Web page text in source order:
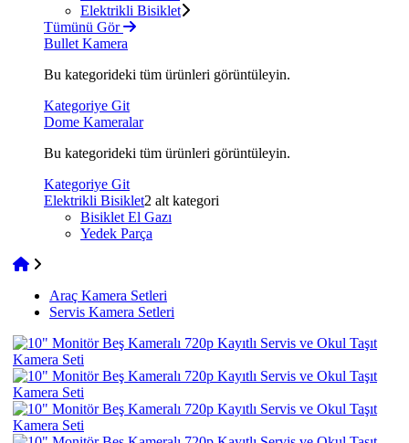
Elektrikli Bisiklet
Tümünü Gör
Bullet Kamera
Bu kategorideki tüm ürünleri görüntüleyin.
Kategoriye Git
Dome Kameralar
Bu kategorideki tüm ürünleri görüntüleyin.
Kategoriye Git
Elektrikli Bisiklet2 alt kategori
Bisiklet El Gazı
Yedek Parça
Araç Kamera Setleri
Servis Kamera Setleri